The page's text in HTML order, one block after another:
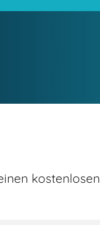
kostenlosen